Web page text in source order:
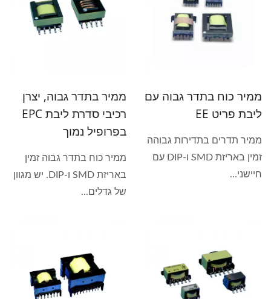
ממיר כוח בתדר גבוה עם
ליבת פריט EE
ממיר תדרים בתדירות גבוהה
זמין באריזת SMD ו-DIP עם
חיישני...
ממיר בתדר גבוה, יצרן
רכיבי סדרת ליבת EPC
בפרופיל נמוך
ממיר כוח בתדר גבוה זמין
באריזת SMD ו-DIP. יש מגוון
של גדלים...